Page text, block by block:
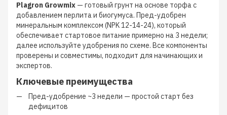
Plagron Growmix — готовый грунт на основе торфа с
добавлением перлита и биогумуса. Пред-удобрен
минеральным комплексом (NPK 12-14-24), который
обеспечивает стартовое питание примерно на 3 недели;
далее используйте удобрения по схеме. Все компоненты
проверены и совместимы, подходит для начинающих и
экспертов.
Ключевые преимущества
Пред-удобрение ~3 недели — простой старт без
дефицитов